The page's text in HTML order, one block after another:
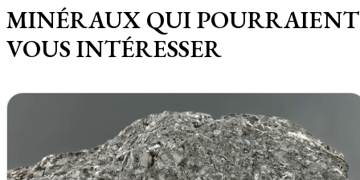
MINÉRAUX QUI POURRAIENT
VOUS INTÉRESSER